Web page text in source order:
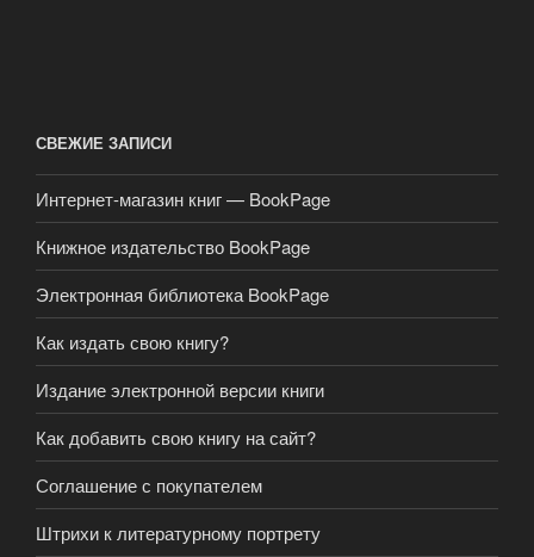
СВЕЖИЕ ЗАПИСИ
Интернет-магазин книг — BookPage
Книжное издательство BookPage
Электронная библиотека BookPage
Как издать свою книгу?
Издание электронной версии книги
Как добавить свою книгу на сайт?
Соглашение с покупателем
Штрихи к литературному портрету